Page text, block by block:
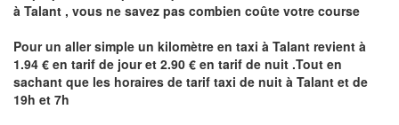
à Talant , vous ne savez pas combien coûte votre course
Pour un aller simple un kilomètre en taxi à Talant revient à
1.94 € en tarif de jour et 2.90 € en tarif de nuit .Tout en
sachant que les horaires de tarif taxi de nuit à Talant et de
19h et 7h